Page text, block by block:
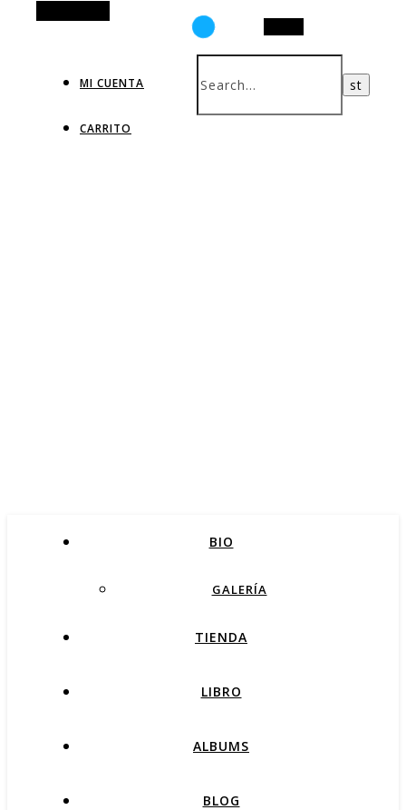
MI CUENTA
CARRITO
BIO
GALERÍA
TIENDA
LIBRO
ALBUMS
BLOG